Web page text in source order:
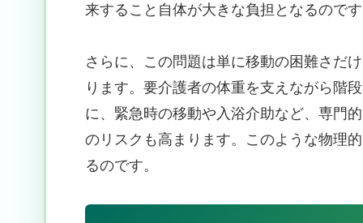
来すること自体が大きな負担となるので
さらに、この問題は単に移動の困難さだ
ります。要介護者の体重を支えながら階
に、緊急時の移動や入浴介助など、専門
のリスクも高まります。このような物理
るのです。